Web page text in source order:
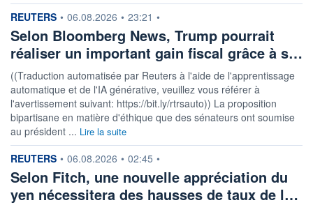
COTATION SPÉCIFIQUE
2,0264 -0,34%
+ PORTEFEUILLE + LISTE
information fournie par
REUTERS • 06.08.2026 • 23:21 •
Selon Bloomberg News, Trump pourrait
réaliser un important gain fiscal grâce à s…
((Traduction automatisée par Reuters à l'aide de l'apprentissage
automatique et de l'IA générative, veuillez vous référer à
l'avertissement suivant: https://bit.ly/rtrsauto)) La proposition
bipartisane en matière d'éthique que des sénateurs ont soumise
au président ... Lire la suite
information fournie par
REUTERS • 06.08.2026 • 02:45 •
Selon Fitch, une nouvelle appréciation du
yen nécessitera des hausses de taux de l…